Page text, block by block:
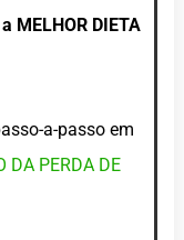
MELHOR DIETA
a-passo em
DA PERDA DE